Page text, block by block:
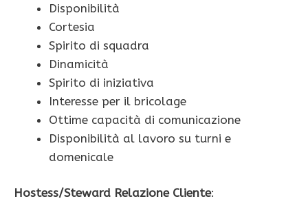
Disponibilità
Cortesia
Spirito di squadra
Dinamicità
Spirito di iniziativa
Interesse per il bricolage
Ottime capacità di comunicazione
Disponibilità al lavoro su turni e
domenicale
Hostess/Steward Relazione Cliente: